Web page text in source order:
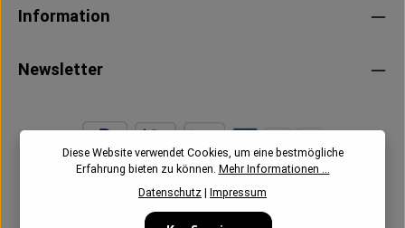
Information
Newsletter
Diese Website verwendet Cookies, um eine bestmögliche
Erfahrung bieten zu können. Mehr Informationen ...
Datenschutz
Impressum